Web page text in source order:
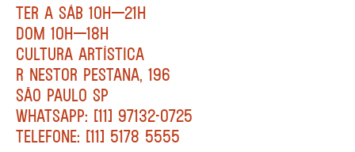
TER A SÁB 10H—21H
DOM 10H—18H
CULTURA ARTÍSTICA
R NESTOR PESTANA, 196
SÃO PAULO SP
WHATSAPP: [11] 97132-0725
TELEFONE: [11] 5178 5555